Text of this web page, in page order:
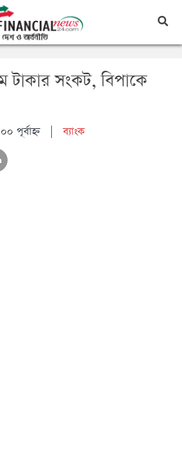
সংকট, বিপাকে
পূর্বাহ্ন|ব্যাংক